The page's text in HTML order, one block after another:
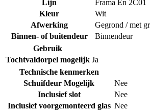
Lijn
Frama En 2C01
Kleur
Wit
Afwerking
Gegrond / met
Binnen- of buitendeur
Binnendeur
Gebruik
Tochtvaldorpel mogelijk Ja
Technische kenmerken
Schuifdeur Mogelijk
Nee
Inclusief slot
Nee
Inclusief voorgemonteerd glas Nee